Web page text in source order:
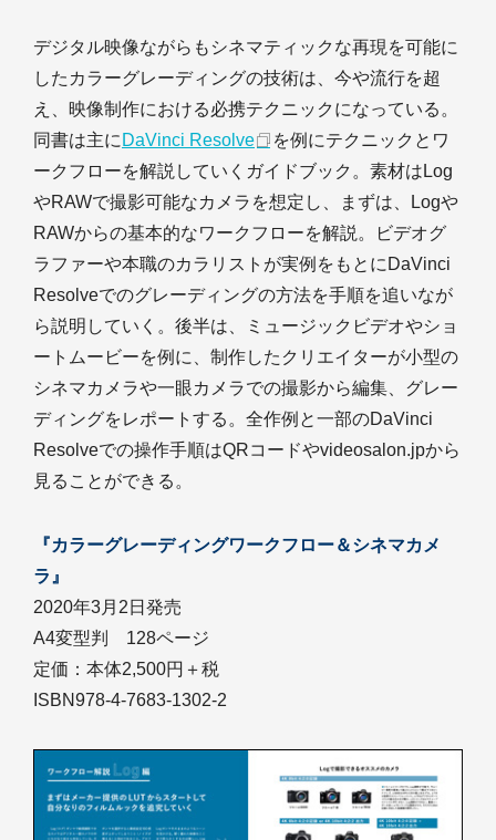
デジタル映像ながらもシネマティックな再現を可能に
したカラーグレーディングの技術は、今や流行を超
え、映像制作における必携テクニックになっている。
同書は主に DaVinci Resolve
を例にテクニックとワ
ークフローを解説していくガイドブック。素材はLog
やRAWで撮影可能なカメラを想定し、まずは、Logや
RAWからの基本的なワークフローを解説。ビデオグ
ラファーや本職のカラリストが実例をもとにDaVinci
Resolveでのグレーディングの方法を手順を追いなが
ら説明していく。後半は、ミュージックビデオやショ
ートムービーを例に、制作したクリエイターが小型の
シネマカメラや一眼カメラでの撮影から編集、グレー
ディングをレポートする。全作例と一部のDaVinci
Resolveでの操作手順はQRコードやvideosalon.jpから
見ることができる。
『カラーグレーディングワークフロー＆シネマカメ
ラ』
2020年3月2日発売
A4変型判 128ページ
定価：本体2,500円＋税
ISBN978-4-7683-1302-2